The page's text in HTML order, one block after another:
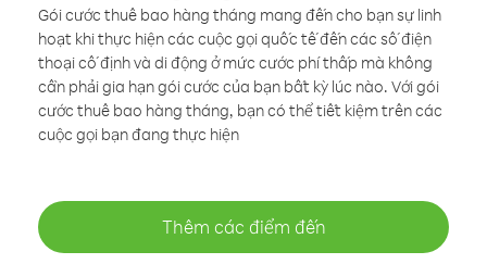
Gói cước thuê bao hàng tháng mang đến cho bạn sự linh
hoạt khi thực hiện các cuộc gọi quốc tế đến các số điện
thoại cố định và di động ở mức cước phí thấp mà không
cần phải gia hạn gói cước của bạn bất kỳ lúc nào. Với gói
cước thuê bao hàng tháng, bạn có thể tiết kiệm trên các
cuộc gọi bạn đang thực hiện
Thêm các điểm đến